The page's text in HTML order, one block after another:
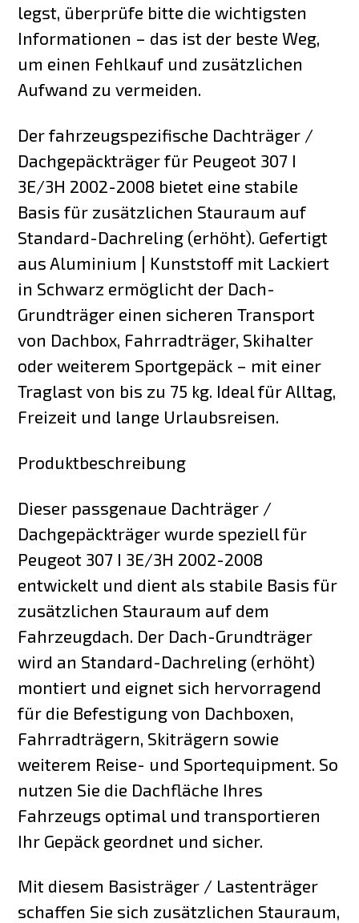
legst, überprüfe bitte die wichtigsten
Informationen – das ist der beste Weg,
um einen Fehlkauf und zusätzlichen
Aufwand zu vermeiden.
Der fahrzeugspezifische Dachträger /
Dachgepäckträger für Peugeot 307 I
3E/3H 2002-2008 bietet eine stabile
Basis für zusätzlichen Stauraum auf
Standard-Dachreling (erhöht). Gefertigt
aus Aluminium | Kunststoff mit Lackiert
in Schwarz ermöglicht der Dach-
Grundträger einen sicheren Transport
von Dachbox, Fahrradträger, Skihalter
oder weiterem Sportgepäck – mit einer
Traglast von bis zu 75 kg. Ideal für Alltag,
Freizeit und lange Urlaubsreisen.
Produktbeschreibung
Dieser passgenaue Dachträger /
Dachgepäckträger wurde speziell für
Peugeot 307 I 3E/3H 2002-2008
entwickelt und dient als stabile Basis für
zusätzlichen Stauraum auf dem
Fahrzeugdach. Der Dach-Grundträger
wird an Standard-Dachreling (erhöht)
montiert und eignet sich hervorragend
für die Befestigung von Dachboxen,
Fahrradträgern, Skiträgern sowie
weiterem Reise- und Sportequipment. So
nutzen Sie die Dachfläche Ihres
Fahrzeugs optimal und transportieren
Ihr Gepäck geordnet und sicher.
Mit diesem Basisträger / Lastenträger
schaffen Sie sich zusätzlichen Stauraum,